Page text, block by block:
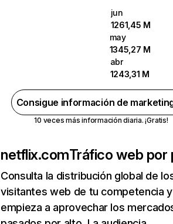
jun
1261,45 M
may
1345,27 M
abr
1243,31 M
Consigue información de
10 veces más información diaria. ¡Gratis!
netflix.comTráfico web por
Consulta la distribución global de
visitantes web de tu competencia y
empieza a aprovechar los